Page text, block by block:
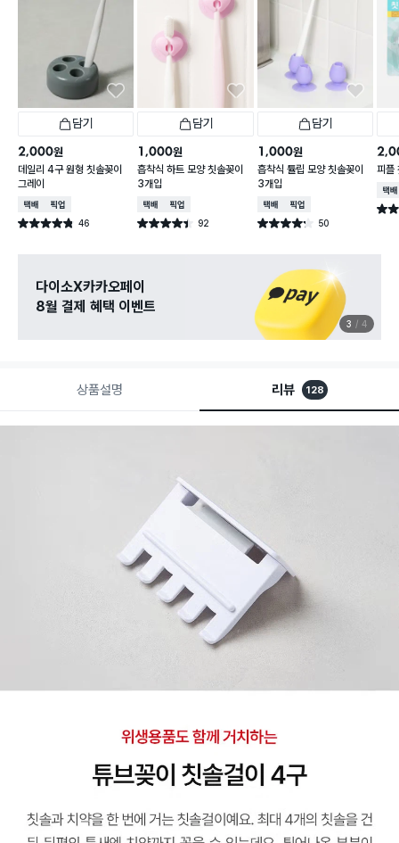
담기
2,000원
데일리 4구 원형 칫솔꽂이
그레이
택배배송매장픽업
별점 4.8점 46
건 작성
담기
1,000원
흡착식 하트 모양 칫솔꽂이
3개입
택배배송매장픽업
별점 4.4점 92
건 작성
담기
1,000원
흡착식 튤립 모양 칫솔꽂이
3개입
택배배송매장픽업
별점 4.2점 50
건 작성
피플
택배
별점
다이소X카카오페이
8월 결제 혜택 이벤트
3 4
상품설명 리뷰 128